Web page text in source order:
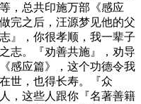
，总共印施万部《感应
完之后，汪源梦见他的父
』，你很孝顺，我一辈子
志。『劝善共施』，劝导
感应篇》，这个功德令我
世，也得长寿。『众
，这些人跟你『名著善籍